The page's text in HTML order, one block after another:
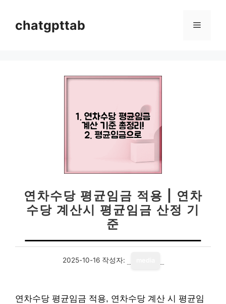
chatgpttab 메
연차수당 평균임금 적용 | 연차
수당 계산시 평균임금 산정 기
준
2025-10-16 작성자:
연차수당 평균임금 적용, 연차수당 계산 시 평균임